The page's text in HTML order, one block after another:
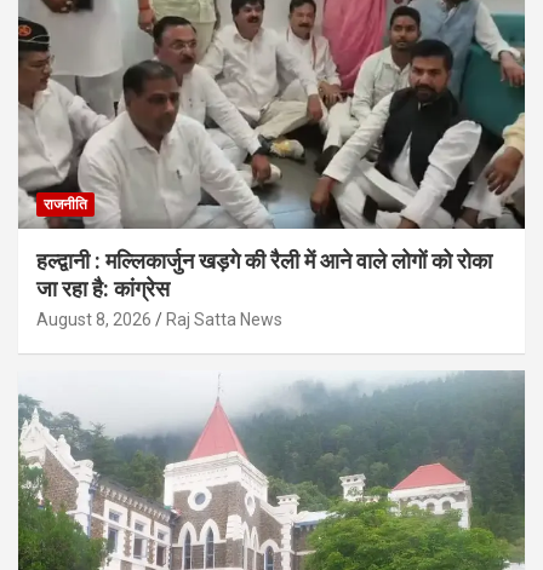
राजनीति
हल्द्वानी : मल्लिकार्जुन खड़गे की रैली में आने वाले लोगों को रोका
जा रहा है: कांग्रेस
August 8, 2026 Raj Satta News